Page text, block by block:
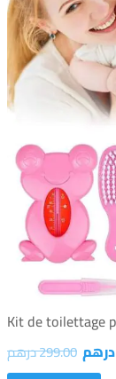
درهم 299.00درهم